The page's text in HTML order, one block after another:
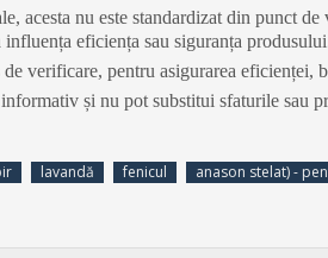
acesta nu este standardizat din punct
eficiența sau siguranța
verificare, pentru asigurarea eficienței,
și nu pot substitui sfaturile sau
lavandă fenicul anason stelat) -